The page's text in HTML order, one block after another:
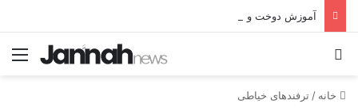
آموزش دوخت و الگو یقه حلزونی جلوبسته و مجلسی
خانه / ترفندهای خیاطی